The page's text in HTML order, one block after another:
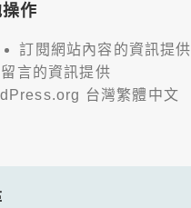
作
訂閱網站內容的資訊提供
言的資訊提供
台灣繁體中文